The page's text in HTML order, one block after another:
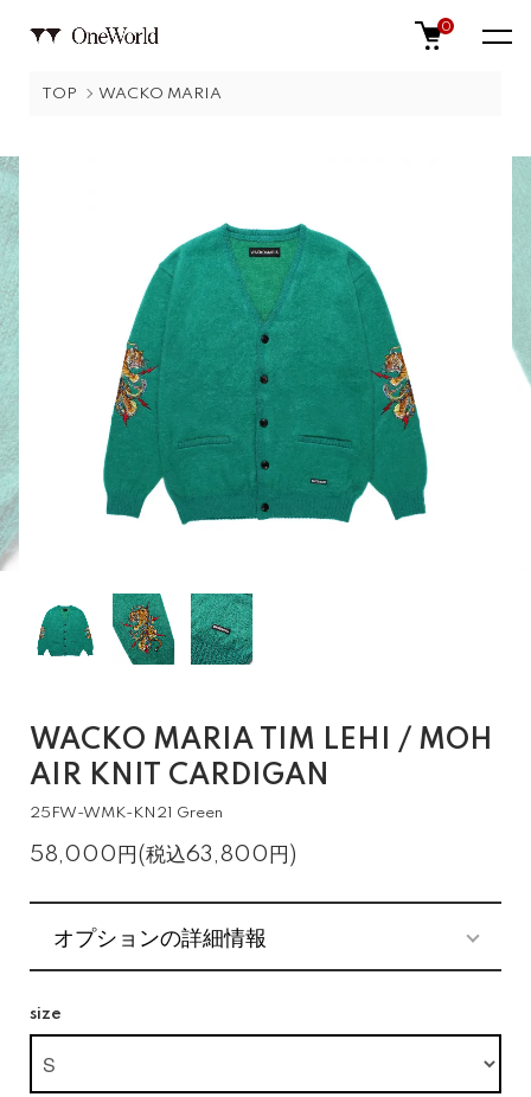
0
TOP WACKO MARIA
WACKO MARIA TIM LEHI / MOH
AIR KNIT CARDIGAN
25FW-WMK-KN21 Green
58,000円(税込63,800円)
オプションの詳細情報
size